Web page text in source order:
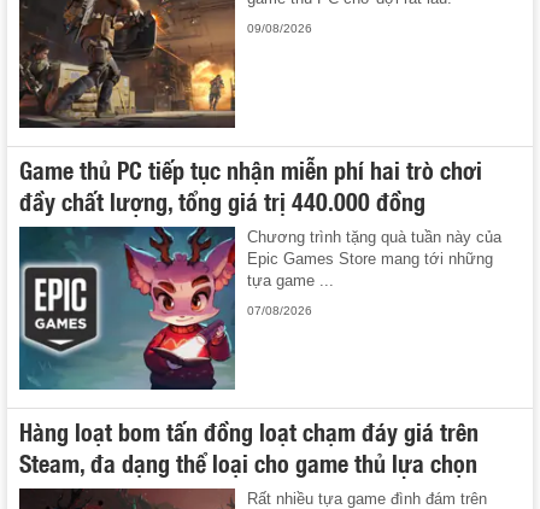
09/08/2026
Game thủ PC tiếp tục nhận miễn phí hai trò chơi
đầy chất lượng, tổng giá trị 440.000 đồng
Chương trình tặng quà tuần này của
Epic Games Store mang tới những
tựa game ...
07/08/2026
Hàng loạt bom tấn đồng loạt chạm đáy giá trên
Steam, đa dạng thể loại cho game thủ lựa chọn
Rất nhiều tựa game đình đám trên